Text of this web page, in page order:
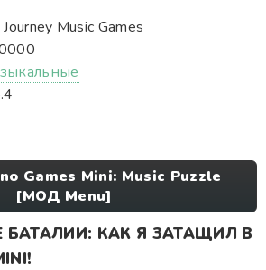
Journey Music Games
Games Mini: Music Puzzle
[МОД Menu]
КАК Я ЗАТАЩИЛ В